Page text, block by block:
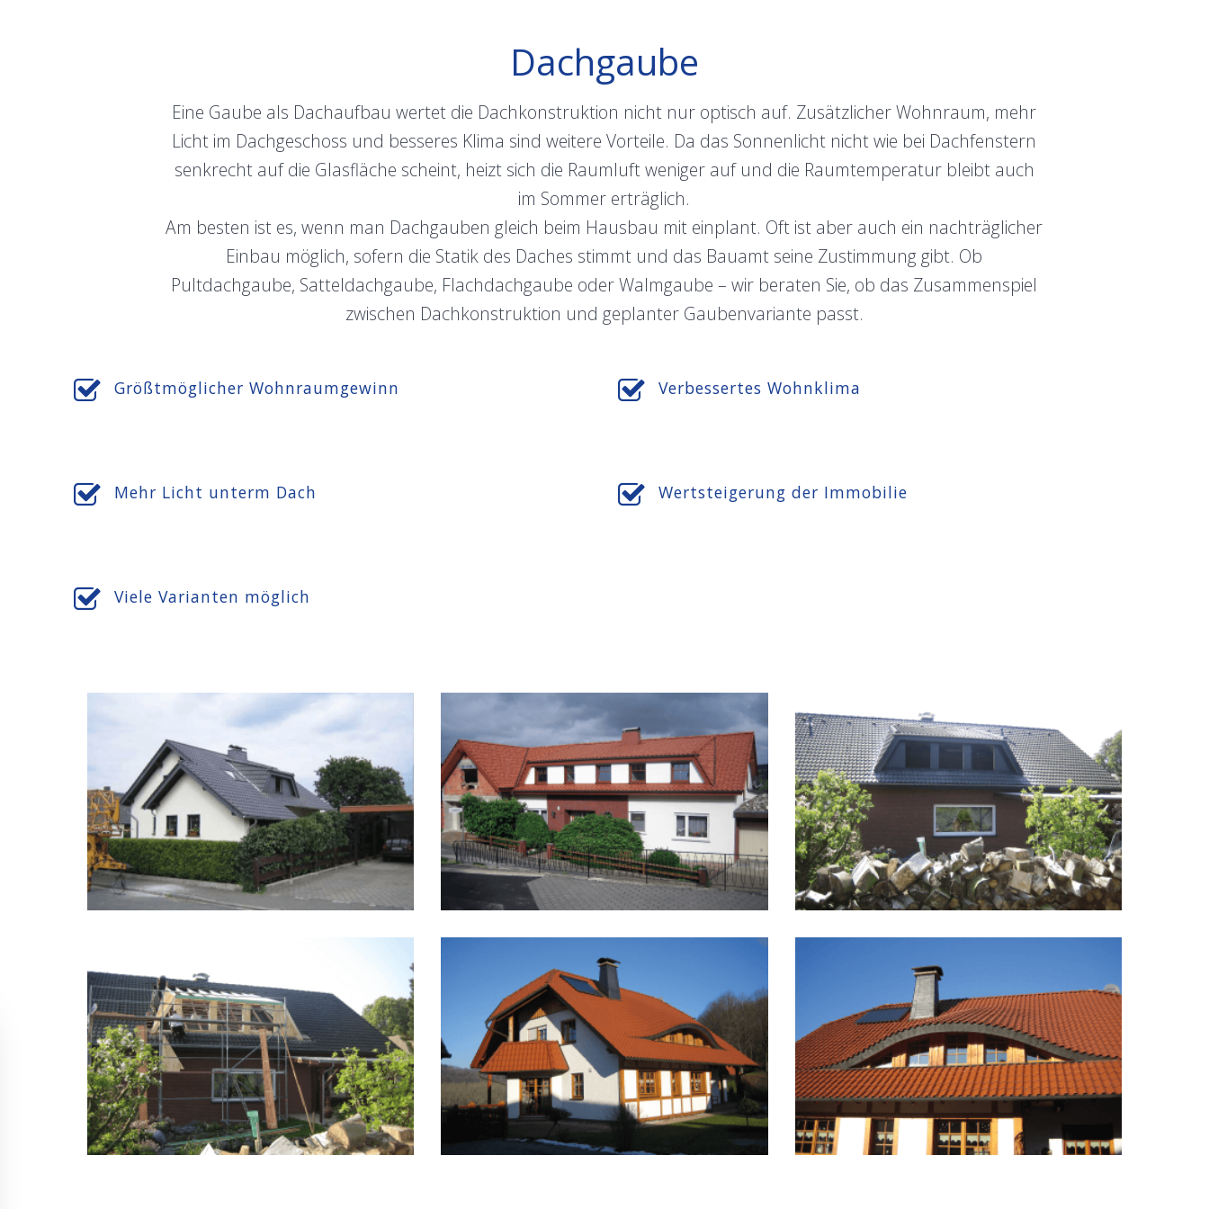
Dachgaube
Eine Gaube als Dachaufbau wertet die Dachkonstruktion nicht nur optisch auf. Zusätzlicher Wohnraum, mehr
Licht im Dachgeschoss und besseres Klima sind weitere Vorteile. Da das Sonnenlicht nicht wie bei Dachfenstern
senkrecht auf die Glasfläche scheint, heizt sich die Raumluft weniger auf und die Raumtemperatur bleibt auch
im Sommer erträglich.
Am besten ist es, wenn man Dachgauben gleich beim Hausbau mit einplant. Oft ist aber auch ein nachträglicher
Einbau möglich, sofern die Statik des Daches stimmt und das Bauamt seine Zustimmung gibt. Ob
Pultdachgaube, Satteldachgaube, Flachdachgaube oder Walmgaube – wir beraten Sie, ob das Zusammenspiel
zwischen Dachkonstruktion und geplanter Gaubenvariante passt.
Größtmöglicher Wohnraumgewinn Verbessertes Wohnklima
Mehr Licht unterm Dach Wertsteigerung der Immobilie
Viele Varianten möglich